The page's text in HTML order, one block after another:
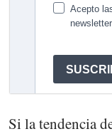
Si la tendencia